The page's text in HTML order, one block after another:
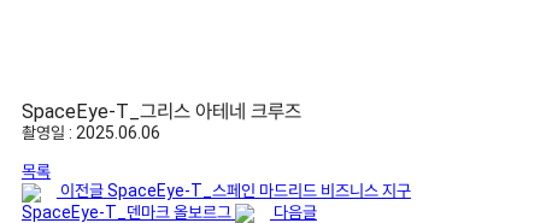
SpaceEye-T_그리스 아테네 크루즈
촬영일 : 2025.06.06
목록
이전글SpaceEye-T_스페인 마드리드 비즈니스 지구
SpaceEye-T_덴마크 올보르그
다음글